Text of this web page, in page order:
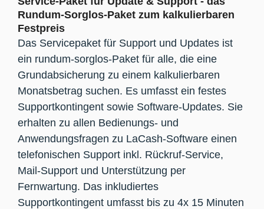
Rundum-Sorglos-Paket zum kalkulierbaren
Festpreis
Das Servicepaket für Support und Updates ist
ein rundum-sorglos-Paket für alle, die eine
Grundabsicherung zu einem kalkulierbaren
Monatsbetrag suchen. Es umfasst ein festes
Supportkontingent sowie Software-Updates. Sie
erhalten zu allen Bedienungs- und
Anwendungsfragen zu LaCash-Software einen
telefonischen Support inkl. Rückruf-Service,
Mail-Support und Unterstützung per
Fernwartung. Das inkludiertes
Supportkontingent umfasst bis zu 4x 15 Minuten